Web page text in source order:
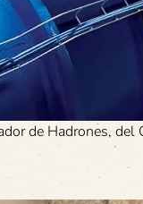
de Hadrones,